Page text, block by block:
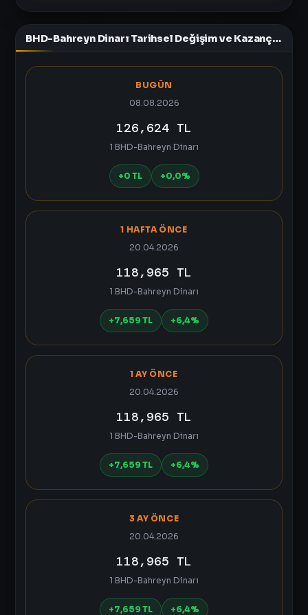
BHD-Bahreyn Dinarı Tarihsel Değişim ve Kazanç Tablosu
BUGÜN
08.08.2026
126,624 TL
1 BHD-Bahreyn Dinarı
+0 TL +0,0%
1 HAFTA ÖNCE
20.04.2026
118,965 TL
1 BHD-Bahreyn Dinarı
+7,659 TL +6,4%
1 AY ÖNCE
20.04.2026
118,965 TL
1 BHD-Bahreyn Dinarı
+7,659 TL +6,4%
3 AY ÖNCE
20.04.2026
118,965 TL
1 BHD-Bahreyn Dinarı
+7,659 TL +6,4%